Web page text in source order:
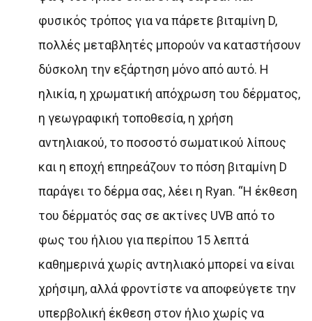
φυσικός τρόπος για να πάρετε βιταμίνη D,
πολλές μεταβλητές μπορούν να καταστήσουν
δύσκολη την εξάρτηση μόνο από αυτό. Η
ηλικία, η χρωματική απόχρωση του δέρματος,
η γεωγραφική τοποθεσία, η χρήση
αντηλιακού, το ποσοστό σωματικού λίπους
και η εποχή επηρεάζουν το πόση βιταμίνη D
παράγει το δέρμα σας, λέει η Ryan. “Η έκθεση
του δέρματός σας σε ακτίνες UVB από το
φως του ήλιου για περίπου 15 λεπτά
καθημερινά χωρίς αντηλιακό μπορεί να είναι
χρήσιμη, αλλά φροντίστε να αποφεύγετε την
υπερβολική έκθεση στον ήλιο χωρίς να